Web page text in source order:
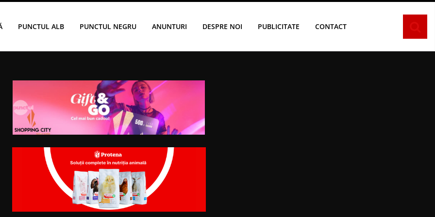
PUNCTUL ALB PUNCTUL NEGRU ANUNTURI DESPRE NOI PUBLICITATE CONTACT